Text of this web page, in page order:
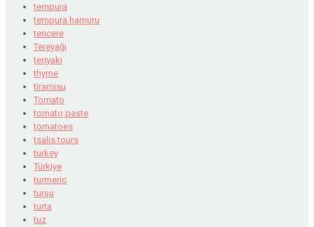
tempura
tempura hamuru
tencere
Tereyağı
teriyaki
thyme
tiramisu
Tomato
tomato paste
tomatoes
tsalis tours
turkey
Türkiye
turmeric
turşu
turta
tuz